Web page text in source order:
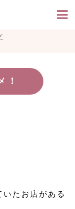
！
たお店がある